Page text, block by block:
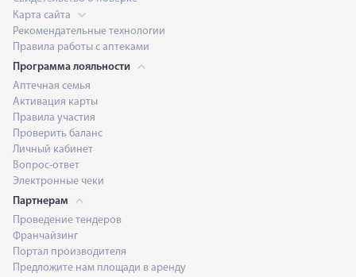
Карта сайта
Рекомендательные технологии
Правила работы с аптеками
Программа лояльности
Аптечная семья
Активация карты
Правила участия
Проверить баланс
Личный кабинет
Вопрос-ответ
Электронные чеки
Партнерам
Проведение тендеров
Франчайзинг
Портал производителя
Предложите нам площади в аренду